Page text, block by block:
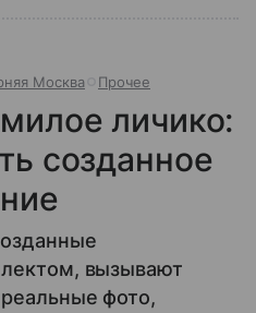
Москва Прочее
личико:
созданное
вызывают
фото,